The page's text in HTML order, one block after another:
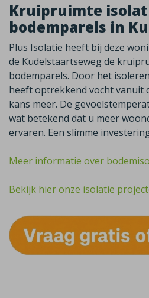
Kruipruimte
bodemparels in
Plus Isolatie heeft bij deze
de Kudelstaartseweg de
bodemparels. Door het
heeft optrekkend vocht vanuit
kans meer. De
wat betekend dat u meer
ervaren. Een slimme
Meer informatie over
Bekijk hier onze isolatie